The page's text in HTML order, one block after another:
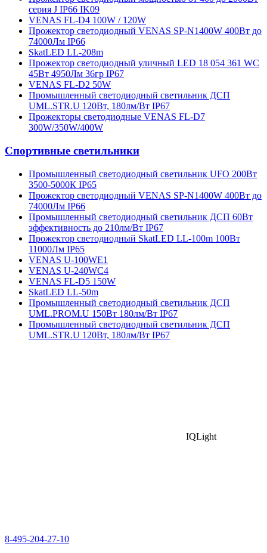
серия J IP66 IK09
VENAS FL-D4 100W / 120W
Прожектор светодиодный VENAS SP-N1400W 400Вт до
74000Лм IP66
SkatLED LL-208m
Прожектор светодиодный уличный LED 18 054 361 WC
45Вт 4950Лм 36гр IP67
VENAS FL-D2 50W
Промышленный светодиодный светильник ДСП
UML.STR.U 120Вт, 180лм/Вт IP67
Прожекторы светодиодные VENAS FL-D7
300W/350W/400W
Спортивные светильники
Промышленный светодиодный светильник UFO 200Вт
3500-5000К IP65
Прожектор светодиодный VENAS SP-N1400W 400Вт до
74000Лм IP66
Промышленный светодиодный светильник ДСП 60Вт
эффективность до 210лм/Вт IP67
Прожектор светодиодный SkatLED LL-100m 100Вт
11000Лм IP65
VENAS U-100WE1
VENAS U-240WC4
VENAS FL-D5 150W
SkatLED LL-50m
Промышленный светодиодный светильник ДСП
UML.PROM.U 150Вт 180лм/Вт IP67
Промышленный светодиодный светильник ДСП
UML.STR.U 120Вт, 180лм/Вт IP67
IQLight
8-495-204-27-10